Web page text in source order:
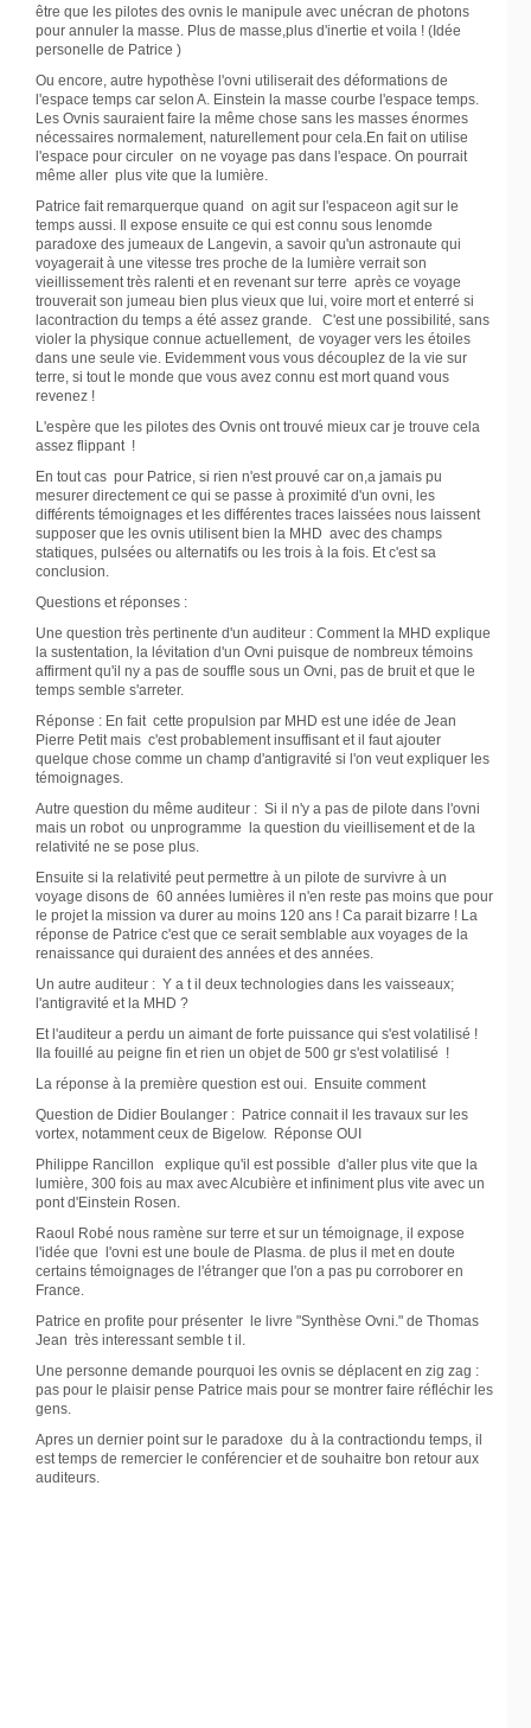
être que les pilotes des ovnis le manipule avec unécran de photons
pour annuler la masse. Plus de masse,plus d'inertie et voila ! (Idée
personelle de Patrice )
Ou encore, autre hypothèse l'ovni utiliserait des déformations de
l'espace temps car selon A. Einstein la masse courbe l'espace temps.
Les Ovnis sauraient faire la même chose sans les masses énormes
nécessaires normalement, naturellement pour cela.En fait on utilise
l'espace pour circuler on ne voyage pas dans l'espace. On pourrait
même aller plus vite que la lumière.
Patrice fait remarquerque quand on agit sur l'espaceon agit sur le
temps aussi. Il expose ensuite ce qui est connu sous lenomde
paradoxe des jumeaux de Langevin, a savoir qu'un astronaute qui
voyagerait à une vitesse tres proche de la lumière verrait son
vieillissement très ralenti et en revenant sur terre après ce voyage
trouverait son jumeau bien plus vieux que lui, voire mort et enterré si
lacontraction du temps a été assez grande. C'est une possibilité, sans
violer la physique connue actuellement, de voyager vers les étoiles
dans une seule vie. Evidemment vous vous découplez de la vie sur
terre, si tout le monde que vous avez connu est mort quand vous
revenez !
L'espère que les pilotes des Ovnis ont trouvé mieux car je trouve cela
assez flippant !
En tout cas pour Patrice, si rien n'est prouvé car on,a jamais pu
mesurer directement ce qui se passe à proximité d'un ovni, les
différents témoignages et les différentes traces laissées nous laissent
supposer que les ovnis utilisent bien la MHD avec des champs
statiques, pulsées ou alternatifs ou les trois à la fois. Et c'est sa
conclusion.
Questions et réponses :
Une question très pertinente d'un auditeur : Comment la MHD explique
la sustentation, la lévitation d'un Ovni puisque de nombreux témoins
affirment qu'il ny a pas de souffle sous un Ovni, pas de bruit et que le
temps semble s'arreter.
Réponse : En fait cette propulsion par MHD est une idée de Jean
Pierre Petit mais c'est probablement insuffisant et il faut ajouter
quelque chose comme un champ d'antigravité si l'on veut expliquer les
témoignages.
Autre question du même auditeur : Si il n'y a pas de pilote dans l'ovni
mais un robot ou unprogramme la question du vieillisement et de la
relativité ne se pose plus.
Ensuite si la relativité peut permettre à un pilote de survivre à un
voyage disons de 60 années lumières il n'en reste pas moins que pour
le projet la mission va durer au moins 120 ans ! Ca parait bizarre ! La
réponse de Patrice c'est que ce serait semblable aux voyages de la
renaissance qui duraient des années et des années.
Un autre auditeur : Y a t il deux technologies dans les vaisseaux;
l'antigravité et la MHD ?
Et l'auditeur a perdu un aimant de forte puissance qui s'est volatilisé !
Ila fouillé au peigne fin et rien un objet de 500 gr s'est volatilisé !
La réponse à la première question est oui. Ensuite comment
Question de Didier Boulanger : Patrice connait il les travaux sur les
vortex, notamment ceux de Bigelow. Réponse OUI
Philippe Rancillon explique qu'il est possible d'aller plus vite que la
lumière, 300 fois au max avec Alcubière et infiniment plus vite avec un
pont d'Einstein Rosen.
Raoul Robé nous ramène sur terre et sur un témoignage, il expose
l'idée que l'ovni est une boule de Plasma. de plus il met en doute
certains témoignages de l'étranger que l'on a pas pu corroborer en
France.
Patrice en profite pour présenter le livre "Synthèse Ovni." de Thomas
Jean très interessant semble t il.
Une personne demande pourquoi les ovnis se déplacent en zig zag :
pas pour le plaisir pense Patrice mais pour se montrer faire réfléchir les
gens.
Apres un dernier point sur le paradoxe du à la contractiondu temps, il
est temps de remercier le conférencier et de souhaitre bon retour aux
auditeurs.